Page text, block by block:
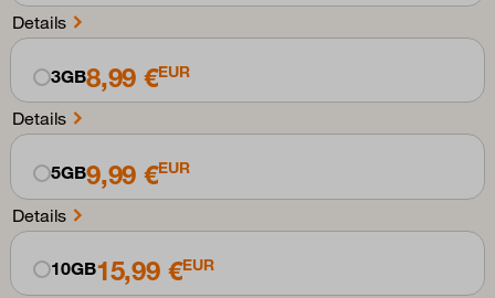
Details
3GB8,99 €EUR
Details
5GB9,99 €EUR
Details
10GB15,99 €EUR